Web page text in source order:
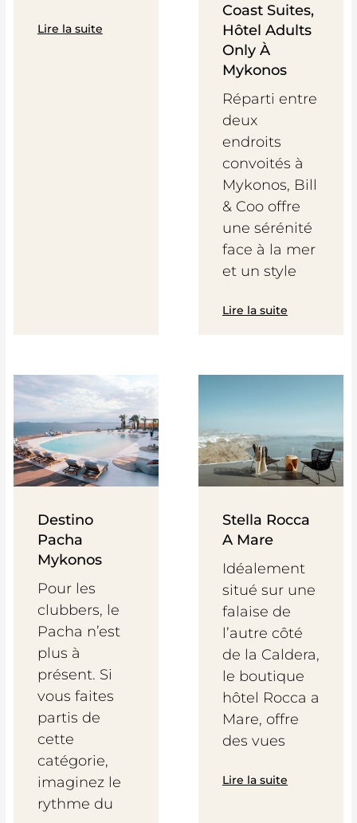
Lire la suite
Coast Suites,
Hôtel Adults
Only À
Mykonos
Réparti entre
deux
endroits
convoités à
Mykonos, Bill
& Coo offre
une sérénité
face à la mer
et un style
Lire la suite
Destino
Pacha
Mykonos
Pour les
clubbers, le
Pacha n’est
plus à
présent. Si
vous faites
partis de
cette
catégorie,
imaginez le
rythme du
Stella Rocca
A Mare
Idéalement
situé sur une
falaise de
l’autre côté
de la Caldera,
le boutique
hôtel Rocca a
Mare, offre
des vues
Lire la suite